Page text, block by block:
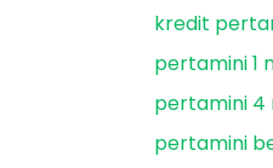
kredit
pertamini 1
pertamini 4
pertamini